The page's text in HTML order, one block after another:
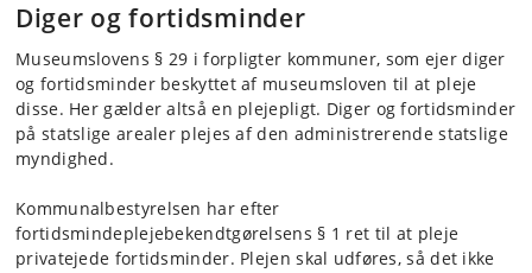
Diger og fortidsminder
Museumslovens § 29 i forpligter kommuner, som ejer diger
og fortidsminder beskyttet af museumsloven til at pleje
disse. Her gælder altså en plejepligt. Diger og fortidsminder
på statslige arealer plejes af den administrerende statslige
myndighed.
Kommunalbestyrelsen har efter
fortidsmindeplejebekendtgørelsens § 1 ret til at pleje
privatejede fortidsminder. Plejen skal udføres, så det ikke